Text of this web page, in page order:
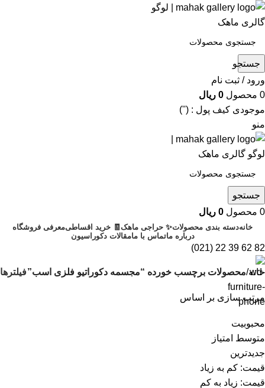
جستجو
ورود / ثبت نام
0 محصول 0 ریال
موجودی کیف پول : ('')
منو
جستجو
0 محصول 0 ریال
خانهدسته بندی محصولات✨ حراجی ماهک 🧾 خرید اقساطیمعرفی فروشگاه
درباره ماتماس با مامقالات دکوراسیون
82 62 39 22 (021)
خانه محصولات برچسب خورده “مجسمه دکوراتیو فلزی اسب”فیلترها
مرتب سازی بر اساس
محبوبیت
متوسط امتیاز
جدیدترین
قیمت: کم به زیاد
قیمت: زیاد به کم